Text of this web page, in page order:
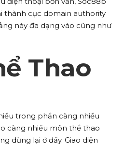
thành cục domain authority
này đa dạng vào cũng như
Thao
trong phần càng nhiều
càng nhiều môn thể thao
dừng lại ở đấy. Giao diện